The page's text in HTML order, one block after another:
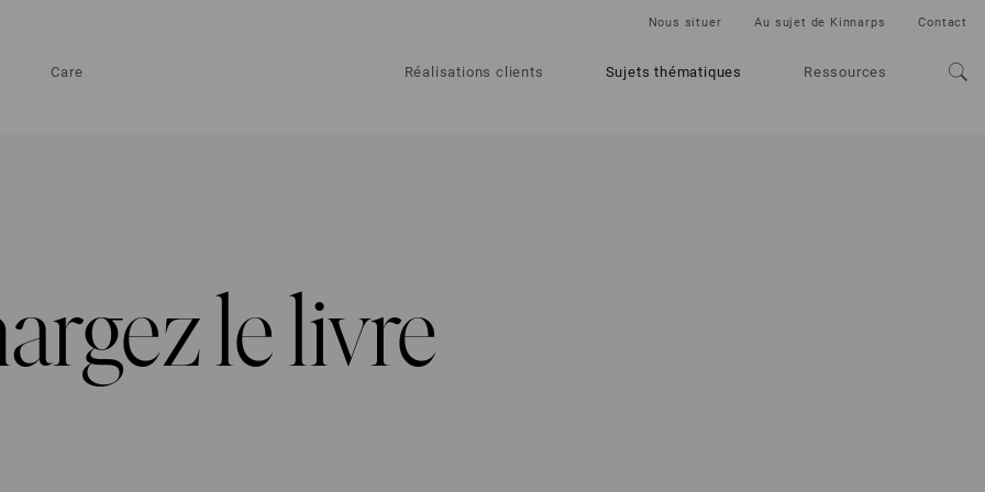
Care Réalisations clients Sujets thématiques Ressources
Nous situer Au sujet de Kinnarps Contact
le livre